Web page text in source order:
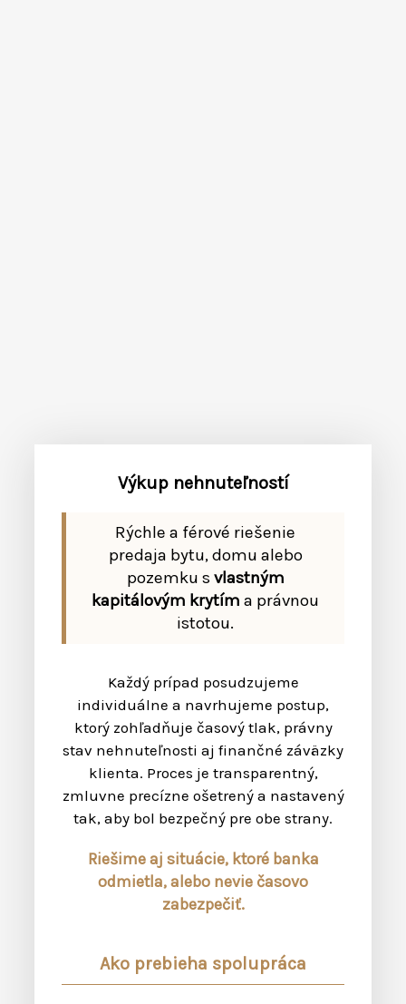
Výkup nehnuteľností
Rýchle a férové riešenie
predaja bytu, domu alebo
pozemku s vlastným
kapitálovým krytím a právnou
istotou.
Každý prípad posudzujeme
individuálne a navrhujeme postup,
ktorý zohľadňuje časový tlak, právny
stav nehnuteľnosti aj finančné záväzky
klienta. Proces je transparentný,
zmluvne precízne ošetrený a nastavený
tak, aby bol bezpečný pre obe strany.
Riešime aj situácie, ktoré banka
odmietla, alebo nevie časovo
zabezpečiť.
Ako prebieha spolupráca